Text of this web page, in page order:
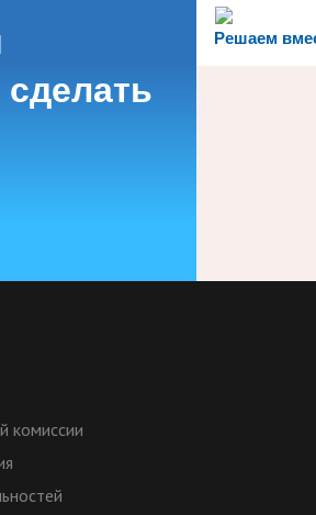
Решаем
сделать
комиссии